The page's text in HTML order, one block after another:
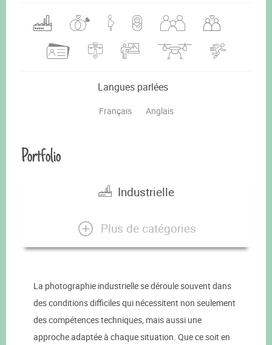
Langues parlées
Français Anglais
Portfolio
Industrielle
Plus de catégories
La photographie industrielle se déroule souvent dans
des conditions difficiles qui nécessitent non seulement
des compétences techniques, mais aussi une
approche adaptée à chaque situation. Que ce soit en